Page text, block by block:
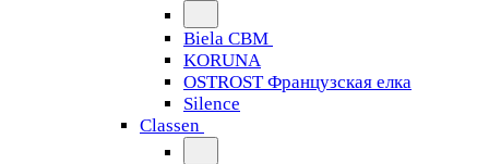
Biela CBM
KORUNA
OSTROST Французская елка
Silence
Classen